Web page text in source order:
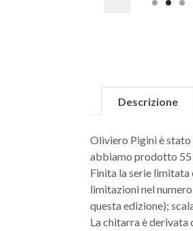
Descrizione
Oliviero Pigini è stato
abbiamo prodotto
Finita la serie
limitazioni nel
questa edizione);
La chitarra è derivata